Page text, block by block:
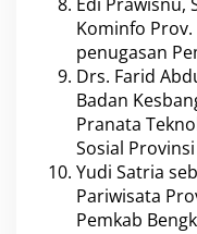
Kominfo
penugasan
Drs. Farid
Badan
Pranata
Sosial
Yudi Satria
Pariwisata
Pemkab